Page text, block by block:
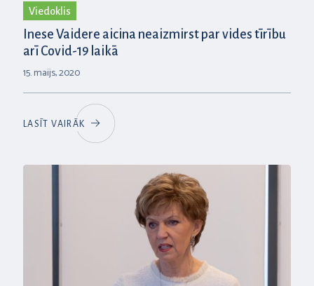
Viedoklis
Inese Vaidere aicina neaizmirst par vides tīrību
arī Covid-19 laikā
15. maijs, 2020
LASĪT VAIRĀK